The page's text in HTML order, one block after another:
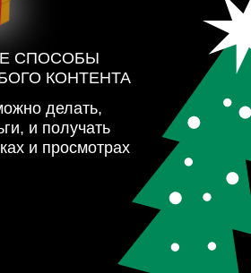
СПОСОБЫ
КОНТЕНТА
делать,
и получать
и просмотрах